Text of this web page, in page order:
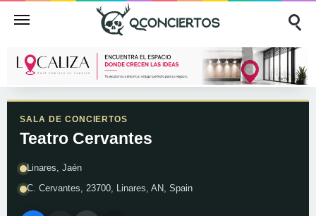
SALA DE CONCIERTOS
Teatro Cervantes
Linares, Jaén
C. Cervantes, 23700, Linares, AN, Spain